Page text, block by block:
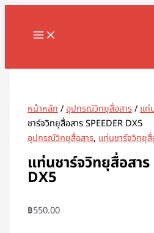
Skip
content
MAIN
หน้าหลัก/อุปกรณ์วิทยุสื่อสาร/แท่
ชาร์จวิทยุสื่อสาร SPEEDER DX5
อุปกรณ์วิทยุสื่อสาร,แท่นชาร์จวิทยุสื่
แท่นชาร์จวิทยุสื่อสาร
DX5
฿550.00
จำนวน
ชาร์จ
สื่อสาร
ชิ้น